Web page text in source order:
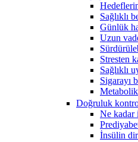
Sağlıklı
Günlük
Uzun
Stresten
Sağlıklı
Sigarayı
Doğruluk
Ne kadar
İnsülin